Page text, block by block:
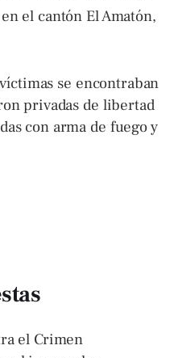
el cantón El Amatón,
se encontraban
privadas de libertad
con arma de fuego y
el Crimen